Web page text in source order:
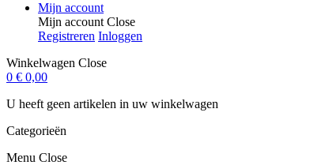
Mijn account
Mijn account Close
Registreren Inloggen
Winkelwagen Close
0 € 0,00
U heeft geen artikelen in uw winkelwagen
Categorieën
Menu Close